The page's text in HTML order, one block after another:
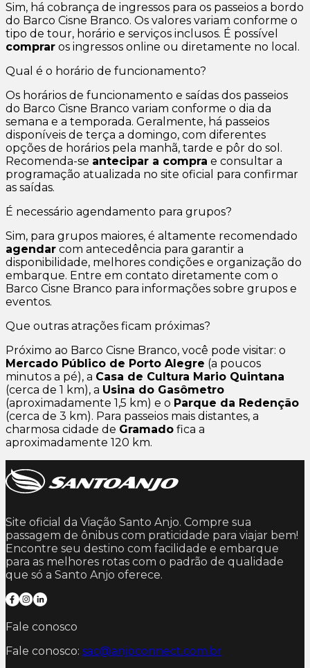
Sim, há cobrança de ingressos para os passeios a bordo
do Barco Cisne Branco. Os valores variam conforme o
tipo de tour, horário e serviços inclusos. É possível
comprar os ingressos online ou diretamente no local.
Qual é o horário de funcionamento?
Os horários de funcionamento e saídas dos passeios
do Barco Cisne Branco variam conforme o dia da
semana e a temporada. Geralmente, há passeios
disponíveis de terça a domingo, com diferentes
opções de horários pela manhã, tarde e pôr do sol.
Recomenda-se antecipar a compra e consultar a
programação atualizada no site oficial para confirmar
as saídas.
É necessário agendamento para grupos?
Sim, para grupos maiores, é altamente recomendado
agendar com antecedência para garantir a
disponibilidade, melhores condições e organização do
embarque. Entre em contato diretamente com o
Barco Cisne Branco para informações sobre grupos e
eventos.
Que outras atrações ficam próximas?
Próximo ao Barco Cisne Branco, você pode visitar: o
Mercado Público de Porto Alegre (a poucos
minutos a pé), a Casa de Cultura Mario Quintana
(cerca de 1 km), a Usina do Gasômetro
(aproximadamente 1,5 km) e o Parque da Redenção
(cerca de 3 km). Para passeios mais distantes, a
charmosa cidade de Gramado fica a
aproximadamente 120 km.
Site oficial da Viação Santo Anjo. Compre sua
passagem de ônibus com praticidade para viajar bem!
Encontre seu destino com facilidade e embarque
para as melhores rotas com o padrão de qualidade
que só a Santo Anjo oferece.
Fale conosco
Fale conosco: sac@anjoconnect.com.br